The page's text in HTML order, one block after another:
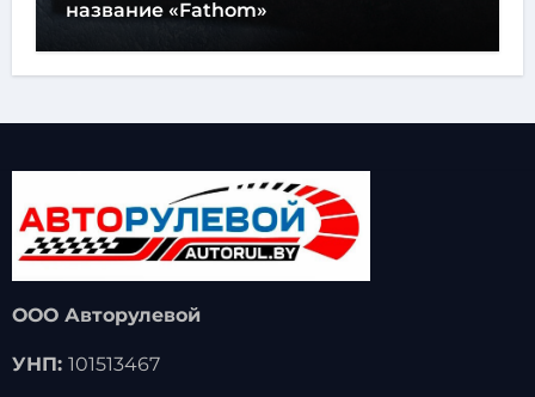
название «Fathom»
ООО Авторулевой
УНП: 101513467